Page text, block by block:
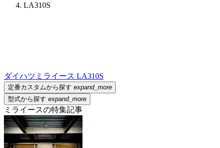
LA310S
ダイハツ ミライース LA310S
定番カスタムから探す expand_more
型式から探す expand_more
ミライースの特集記事